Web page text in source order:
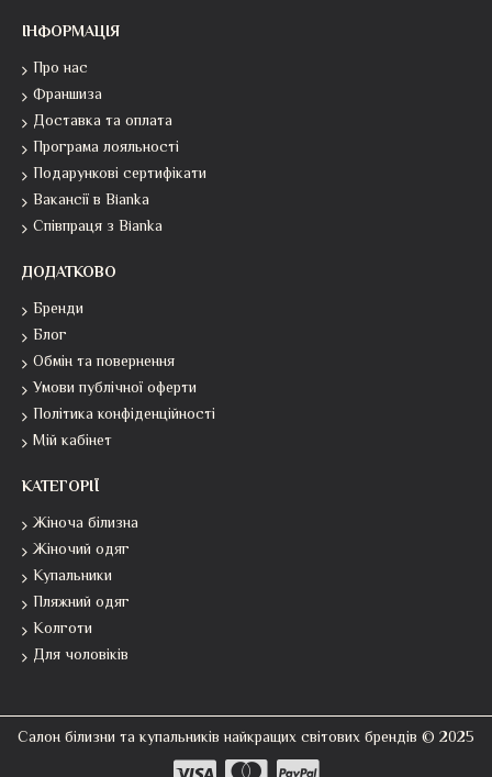
ІНФОРМАЦІЯ
Про нас
Франшиза
Доставка та оплата
Програма лояльності
Подарункові сертифікати
Вакансії в Bianka
Співпраця з Bianka
ДОДАТКОВО
Бренди
Блог
Обмін та повернення
Умови публічної оферти
Політика конфіденційності
Мій кабінет
КАТЕГОРІЇ
Жіноча білизна
Жіночий одяг
Купальники
Пляжний одяг
Колготи
Для чоловіків
Салон білизни та купальників найкращих світових брендів © 2025